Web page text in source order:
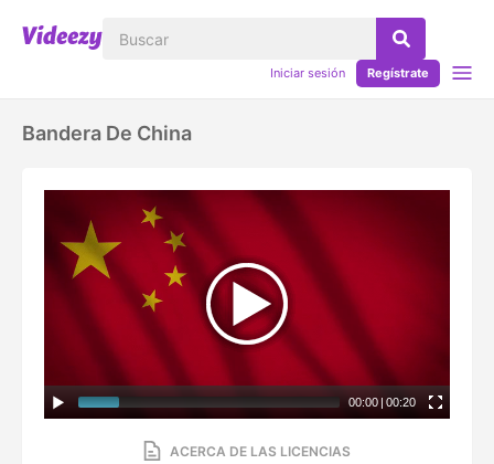
Iniciar sesión Regístrate
Bandera De China
00:00 | 00:20
ACERCA DE LAS LICENCIAS